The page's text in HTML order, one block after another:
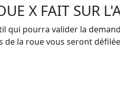
X FAIT SUR
qui pourra valider la
la roue vous seront